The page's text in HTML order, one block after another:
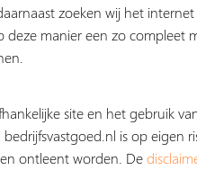
zoeken wij het
manier een zo compleet
site en het gebruik
is op eigen
ontleent worden. De